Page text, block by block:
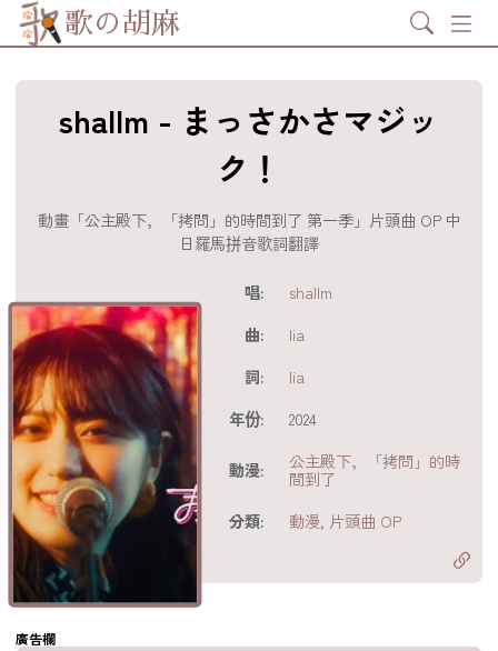
歌の胡麻 Search
shallm - まっさかさマジッ
ク！
動畫「公主殿下，「拷問」的時間到了 第一季」片頭曲 OP 中
日羅馬拼音歌詞翻譯
唱:
shallm
曲:
lia
詞:
lia
年份:
2024
動漫: 公主殿下，「拷問」的時
間到了
分類:
動漫 片頭曲 OP
分享至
享至 X
分享至
製鏈結
廣告欄